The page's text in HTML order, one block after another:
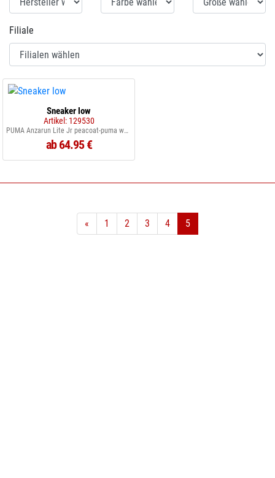
Filiale
Sneaker low
Artikel: 129530
PUMA Anzarun Lite Jr peacoat-puma white
ab 64.95 €
« 1 2 3 4 5